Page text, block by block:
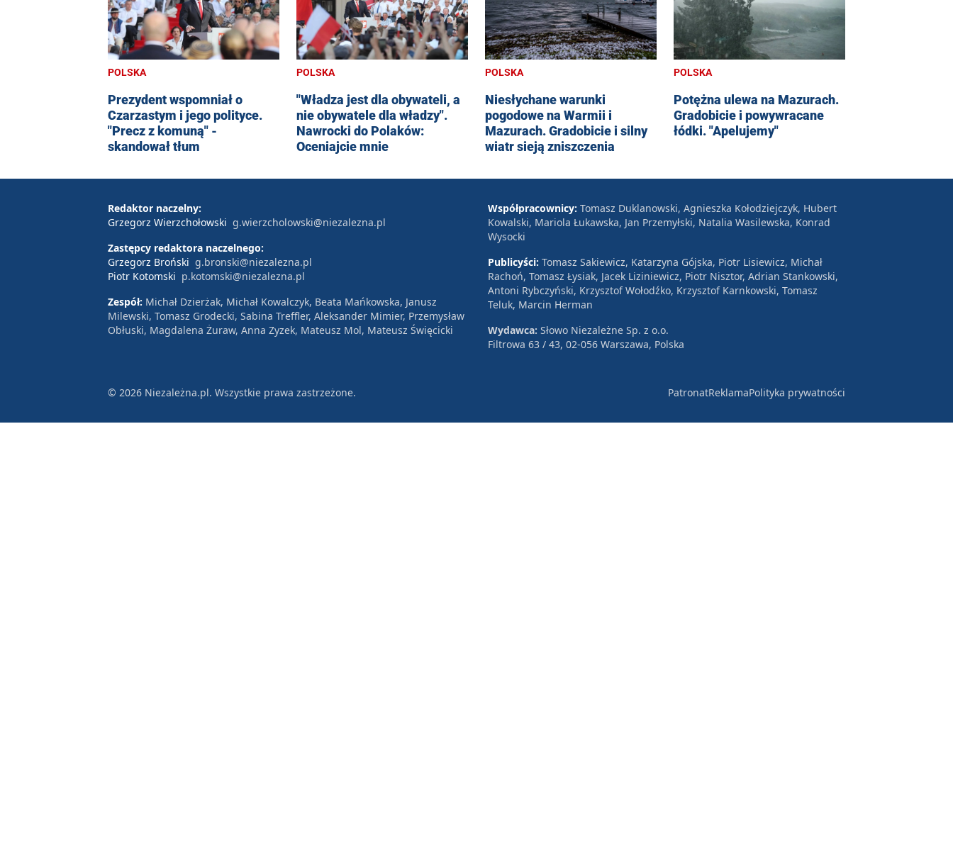
POLSKA
Prezydent wspomniał o
Czarzastym i jego polityce.
"Precz z komuną" -
skandował tłum
POLSKA
"Władza jest dla obywateli, a
nie obywatele dla władzy".
Nawrocki do Polaków:
Oceniajcie mnie
POLSKA
Niesłychane warunki
pogodowe na Warmii i
Mazurach. Gradobicie i silny
wiatr sieją zniszczenia
POLSKA
Potężna ulewa na Mazurach.
Gradobicie i powywracane
łódki. "Apelujemy"
Redaktor naczelny:
Grzegorz Wierzchołowski g.wierzcholowski@niezalezna.pl
Zastępcy redaktora naczelnego:
Grzegorz Broński g.bronski@niezalezna.pl
Piotr Kotomski p.kotomski@niezalezna.pl
Zespół: Michał Dzierżak, Michał Kowalczyk, Beata Mańkowska, Janusz
Milewski, Tomasz Grodecki, Sabina Treffler, Aleksander Mimier, Przemysław
Obłuski, Magdalena Żuraw, Anna Zyzek, Mateusz Mol, Mateusz Święcicki
Współpracownicy: Tomasz Duklanowski, Agnieszka Kołodziejczyk, Hubert
Kowalski, Mariola Łukawska, Jan Przemyłski, Natalia Wasilewska, Konrad
Wysocki
Publicyści: Tomasz Sakiewicz, Katarzyna Gójska, Piotr Lisiewicz, Michał
Rachoń, Tomasz Łysiak, Jacek Liziniewicz, Piotr Nisztor, Adrian Stankowski,
Antoni Rybczyński, Krzysztof Wołodźko, Krzysztof Karnkowski, Tomasz
Teluk, Marcin Herman
Wydawca: Słowo Niezależne Sp. z o.o.
Filtrowa 63 / 43, 02-056 Warszawa, Polska
© 2026 Niezależna.pl. Wszystkie prawa zastrzeżone. PatronatReklamaPolityka prywatności